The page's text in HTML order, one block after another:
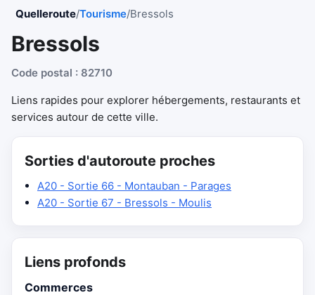
Quelleroute/Tourisme/Bressols
Bressols
Code postal : 82710
Liens rapides pour explorer hébergements, restaurants et
services autour de cette ville.
Sorties d'autoroute proches
A20 - Sortie 66 - Montauban - Parages
A20 - Sortie 67 - Bressols - Moulis
Liens profonds
Commerces